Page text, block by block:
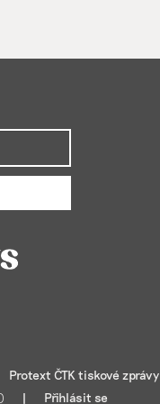
Protext ČTK tiskové zprávy
Přihlásit se